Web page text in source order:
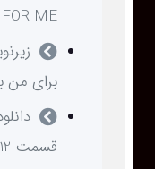
ME
برای من
قسمت 12-01